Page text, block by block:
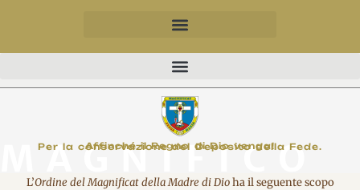
Per la conservazione del Deposito della Fede.
Affinché il Regno di Dio venga!
MAGNIFICO
L’Ordine del Magnificat della Madre di Dioha il seguente scopo